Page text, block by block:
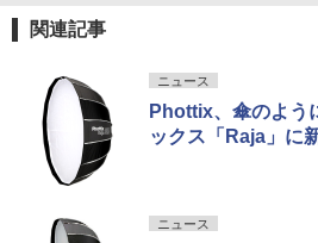
関連記事
ニュース
Phottix、傘のよう
ックス「Raja」に
ニュース